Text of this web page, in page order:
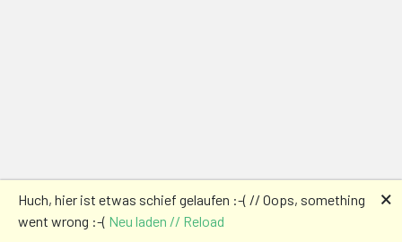
Huch, hier ist etwas schief gelaufen :-( // Oops, something
went wrong :-( Neu laden // Reload
🗙